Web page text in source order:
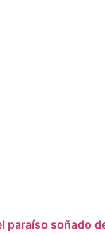
paraíso soñado